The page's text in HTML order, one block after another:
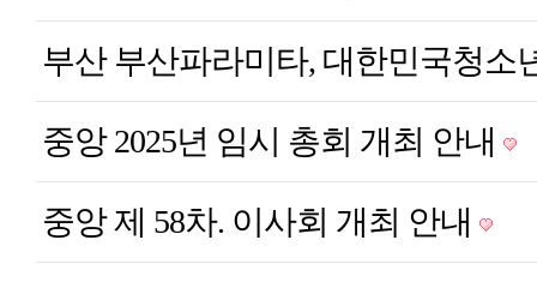
부산 부산파라미타, 대한민국청소
중앙 2025년 임시 총회 개최 안내
중앙제 58차. 이사회 개최 안내